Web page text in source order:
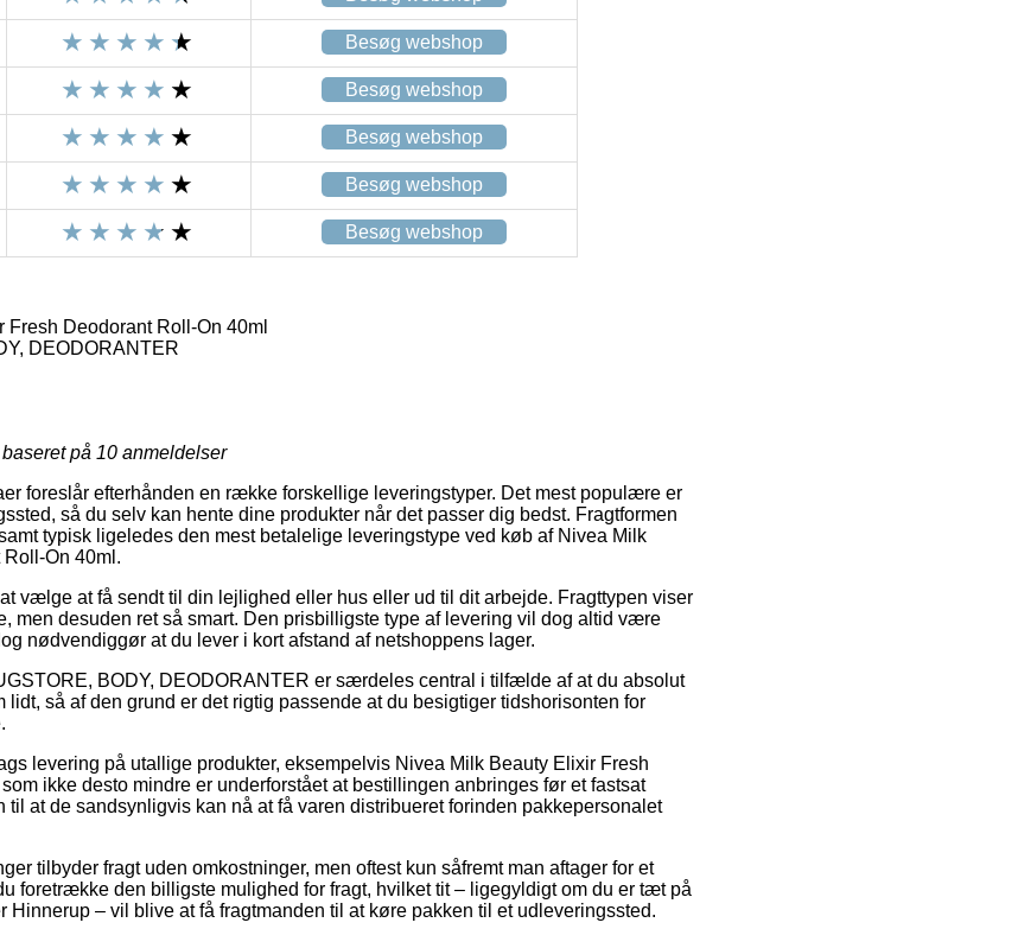
Besøg webshop
Besøg webshop
Besøg webshop
Besøg webshop
Besøg webshop
Deodorant Roll-On 40ml
DEODORANTER
på 10 anmeldelser
foreslår efterhånden en række forskellige leveringstyper. Det mest populære er
så du selv kan hente dine produkter når det passer dig bedst. Fragtformen
typisk ligeledes den mest betalelige leveringstype ved køb af Nivea Milk
On 40ml.
vælge at få sendt til din lejlighed eller hus eller ud til dit arbejde. Fragttypen viser
men desuden ret så smart. Den prisbilligste type af levering vil dog altid være
nødvendiggør at du lever i kort afstand af netshoppens lager.
BODY, DEODORANTER er særdeles central i tilfælde af at du absolut
lidt, så af den grund er det rigtig passende at du besigtiger tidshorisonten for
levering på utallige produkter, eksempelvis Nivea Milk Beauty Elixir Fresh
ikke desto mindre er underforstået at bestillingen anbringes før et fastsat
at de sandsynligvis kan nå at få varen distribueret forinden pakkepersonalet
tilbyder fragt uden omkostninger, men oftest kun såfremt man aftager for et
foretrække den billigste mulighed for fragt, hvilket tit – ligegyldigt om du er tæt på
Hinnerup – vil blive at få fragtmanden til at køre pakken til et udleveringssted.